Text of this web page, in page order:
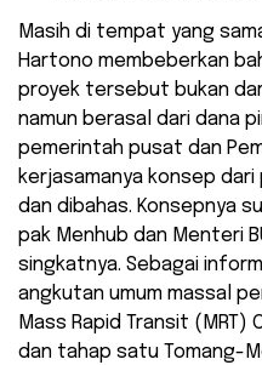
Masih di tempat yang
Hartono membeberkan
proyek tersebut bukan
namun berasal dari dana
pemerintah pusat dan
kerjasamanya konsep
dan dibahas. Konsepnya
pak Menhub dan Menteri
singkatnya. Sebagai
angkutan umum massal
Mass Rapid Transit
dan tahap satu Tomang-